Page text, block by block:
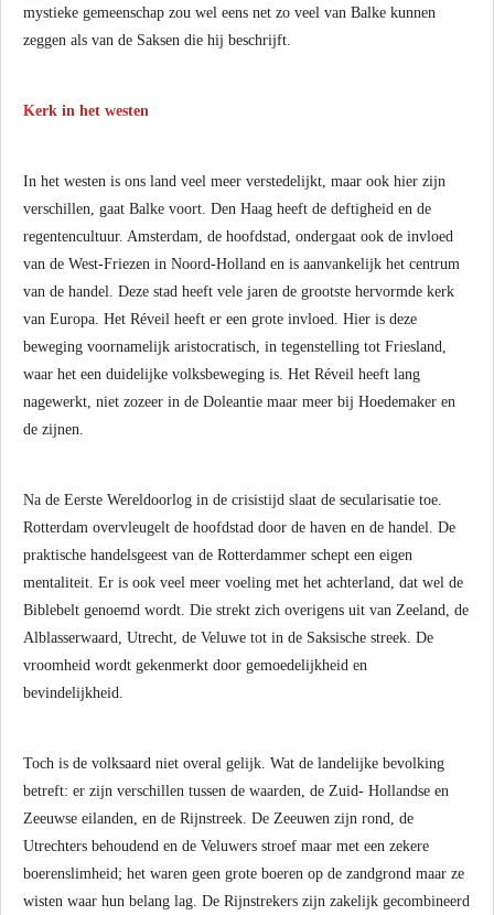
mystieke gemeenschap zou wel eens net zo veel van Balke kunnen
zeggen als van de Saksen die hij beschrijft.
Kerk in het westen
In het westen is ons land veel meer verstedelijkt, maar ook hier zijn
verschillen, gaat Balke voort. Den Haag heeft de deftigheid en de
regentencultuur. Amsterdam, de hoofdstad, ondergaat ook de invloed
van de West-Friezen in Noord-Holland en is aanvankelijk het centrum
van de handel. Deze stad heeft vele jaren de grootste hervormde kerk
van Europa. Het Réveil heeft er een grote invloed. Hier is deze
beweging voornamelijk aristocratisch, in tegenstelling tot Friesland,
waar het een duidelijke volksbeweging is. Het Réveil heeft lang
nagewerkt, niet zozeer in de Doleantie maar meer bij Hoedemaker en
de zijnen.
Na de Eerste Wereldoorlog in de crisistijd slaat de secularisatie toe.
Rotterdam overvleugelt de hoofdstad door de haven en de handel. De
praktische handelsgeest van de Rotterdammer schept een eigen
mentaliteit. Er is ook veel meer voeling met het achterland, dat wel de
Biblebelt genoemd wordt. Die strekt zich overigens uit van Zeeland, de
Alblasserwaard, Utrecht, de Veluwe tot in de Saksische streek. De
vroomheid wordt gekenmerkt door gemoedelijkheid en
bevindelijkheid.
Toch is de volksaard niet overal gelijk. Wat de landelijke bevolking
betreft: er zijn verschillen tussen de waarden, de Zuid- Hollandse en
Zeeuwse eilanden, en de Rijnstreek. De Zeeuwen zijn rond, de
Utrechters behoudend en de Veluwers stroef maar met een zekere
boerenslimheid; het waren geen grote boeren op de zandgrond maar ze
wisten waar hun belang lag. De Rijnstrekers zijn zakelijk gecombineerd